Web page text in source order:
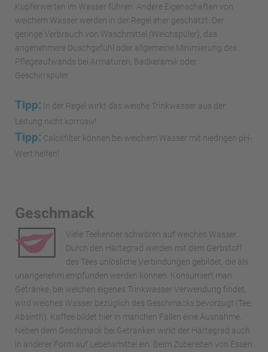
Kupferwerten im Wasser führen. Andere Eigenschaften von
weichem Wasser werden in der Regel eher geschätzt: Der
geringe Verbrauch von Waschmittel (Weichspüler), das
angenehmere Duschgefühl oder allgemeine Minimierung des
Pflegeaufwands bei Armaturen, Badkeramik oder
Geschirrspüler.
Tipp: In der Regel wirkt das weiche Trinkwasser aus der
Leitung nicht korrosiv!
Tipp: Calcitfilter können bei weichem Wasser mit niedrigen pH-
Wert helfen!
Geschmack
Viele Teekenner schwören auf weiches Wasser.
Durch den Härtegrad werden mit dem Gerbstoff
des Tees unlösliche Verbindungen gebildet, die als
unangenehm empfunden werden können. Konsumiert man
Getränke, bei welchen eigenes Trinkwasser Verwendung findet,
wird weiches Wasser bezüglich des Geschmacks bevorzugt (Tee,
Absinth). Kaffee bildet hier in manchen Fällen eine Ausnahme.
Neben dem Geschmack bei Getränken wirkt der Härtegrad auch
in anderer Form auf Lebensmittel ein. Beim Zubereiten von Essen